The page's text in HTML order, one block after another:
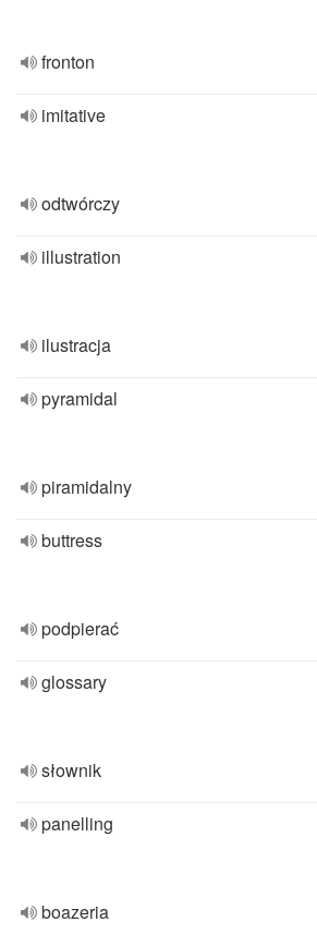
fronton
imitative
odtwórczy
illustration
ilustracja
pyramidal
piramidalny
buttress
podpierać
glossary
słownik
panelling
boazeria